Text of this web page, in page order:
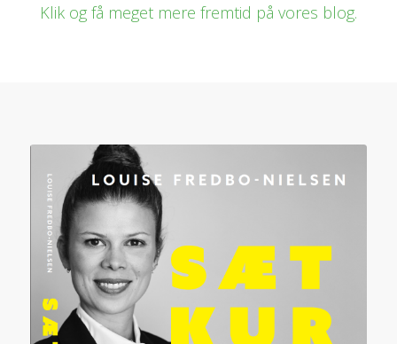
Klik og få meget mere fremtid på vores blog.